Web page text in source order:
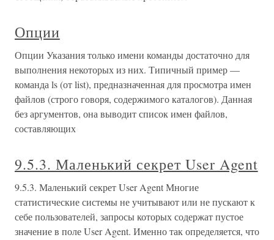
Опции
Опции Указания только имени команды достаточно для
выполнения некоторых из них. Типичный пример —
команда ls (от list), предназначенная для просмотра имен
файлов (строго говоря, содержимого каталогов). Данная
без аргументов, она выводит список имен файлов,
составляющих
9.5.3. Маленький секрет User Agent
9.5.3. Маленький секрет User Agent Многие
статистические системы не учитывают или не пускают к
себе пользователей, запросы которых содержат пустое
значение в поле User Agent. Именно так определяется, что